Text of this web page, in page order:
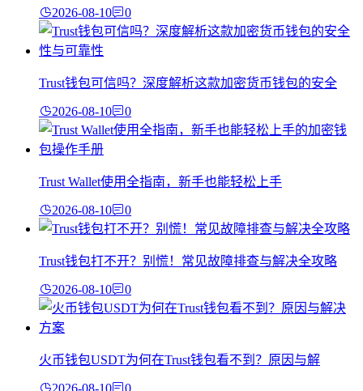
2026-08-10 0
Trust钱包可信吗？深度解析这款加密货币钱包的安全
2026-08-10 0
Trust Wallet使用全指南，新手也能轻松上手
2026-08-10 0
Trust钱包打不开？别慌！常见故障排查与解决全攻略
2026-08-10 0
火币钱包USDT为何在Trust钱包看不到？原因与解
2026-08-10 0